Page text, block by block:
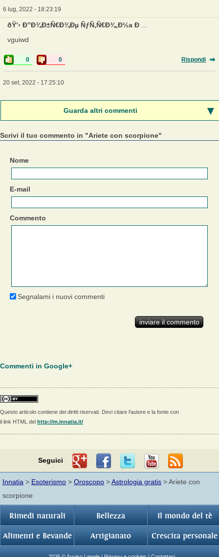
6 lug, 2022 - 18:23:19
ðŸ’› Ð”Ð¾Ð±Ñ€Ð¾Ðµ ÑƒÑ‚Ñ€Ð¾,Ð½a Ð
vguiwd
0 0 Rispondi
20 set, 2022 - 17:25:10
Guarda altri commenti
Scrivi il tuo commento in "Ariete con scorpione"
Nome
E-mail
Commento
Segnalami i nuovi commenti
Commenti in Google+
Questo articolo contiene dei diritti riservati. Devi citare l'autore e la fonte con
il link HTML del http://m.innatia.it/
Seguici
Innatia > Esoterismo > Oroscopo >Astrologia gratis > Ariete con
scorpione
Rimedi naturali Bellezza Il mondo del tè
Alimenti e Bevande Artigianato Crescita personale